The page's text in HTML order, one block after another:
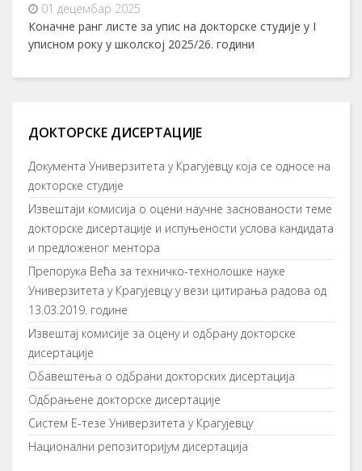
01 децембар 2025
Коначне ранг листе за упис на докторске студије у I
уписном року у школској 2025/26. години
ДОКТОРСКЕ ДИСЕРТАЦИЈЕ
Документа Универзитета у Крагујевцу која се односе на
докторске студије
Извештаји комисија о оцени научне заснованости теме
докторске дисертације и испуњености услова кандидата
и предложеног ментора
Препорука Већа за техничко-технолошке науке
Универзитета у Крагујевцу у вези цитирања радова од
13.03.2019. године
Извештај комисије за оцену и одбрану докторске
дисертације
Обавештења о одбрани докторских дисертација
Одбрањене докторске дисертације
Систем Е-тезе Универзитета у Крагујевцу
Национални репозиторијум дисертација